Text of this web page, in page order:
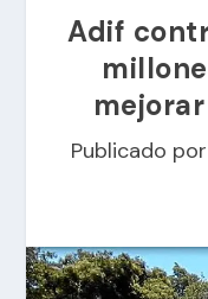
Adif
Publicado por